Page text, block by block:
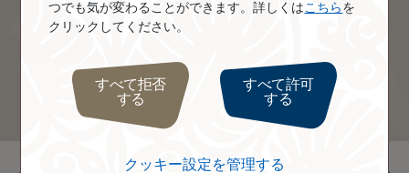
ボラボラ島 タヒチ島
つでも気が変わることができます。詳しくは こちら を
クリックしてください。
すべて拒否
する
すべて許可
する
クッキー設定を管理する